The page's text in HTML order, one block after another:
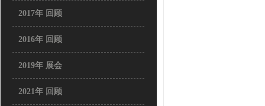
2017年 回顾
2016年 回顾
2019年 展会
2021年 回顾